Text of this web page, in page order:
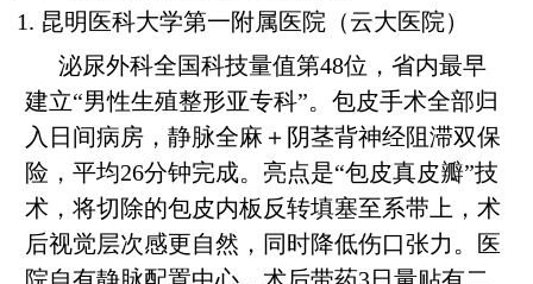
1. 昆明医科大学第一附属医院（云大医院）
泌尿外科全国科技量值第48位，省内最早
建立“男性生殖整形亚专科”。包皮手术全部归
入日间病房，静脉全麻＋阴茎背神经阻滞双保
险，平均26分钟完成。亮点是“包皮真皮瓣”技
术，将切除的包皮内板反转填塞至系带上，术
后视觉层次感更自然，同时降低伤口张力。医